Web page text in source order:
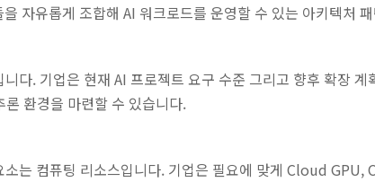
자유롭게 조합해 AI 워크로드를 운영할 수 있는 아키텍처
다. 기업은 현재 AI 프로젝트 요구 수준 그리고 향후 확장
환경을 마련할 수 있습니다.
는 컴퓨팅 리소스입니다. 기업은 필요에 맞게 Cloud GPU,